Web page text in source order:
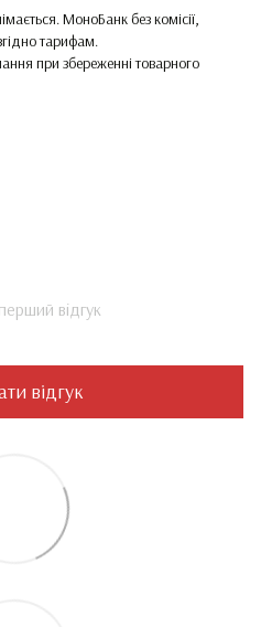
МоноБанк без комісії,
тарифам.
при збереженні товарного
відгук
відгук